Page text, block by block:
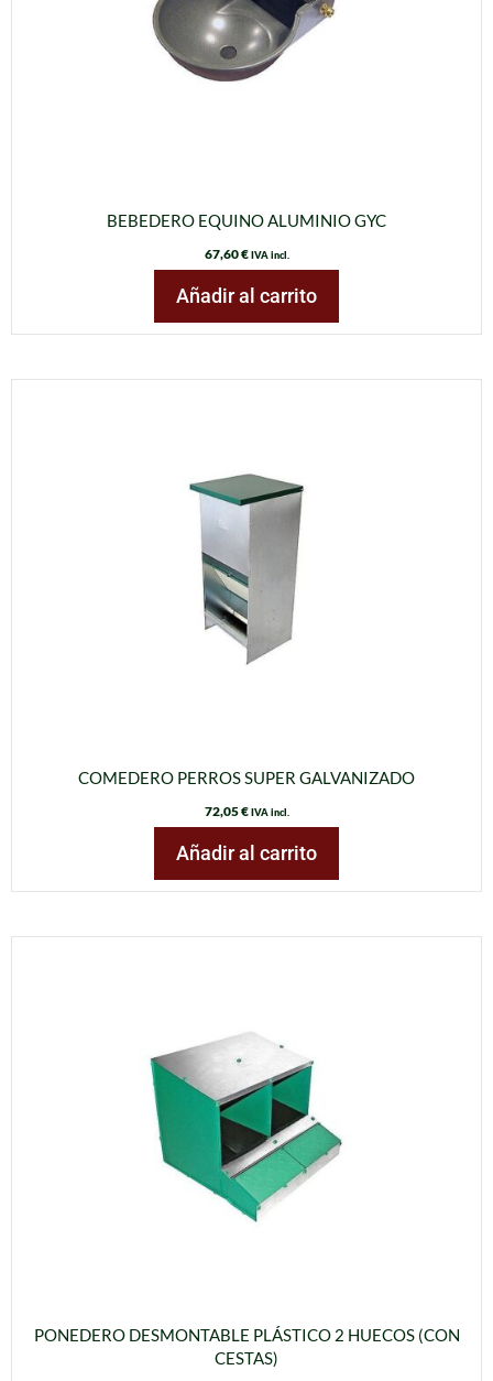
BEBEDERO EQUINO ALUMINIO GYC
67,60€ IVA incl.
Añadir al carrito
COMEDERO PERROS SUPER GALVANIZADO
72,05€ IVA incl.
Añadir al carrito
PONEDERO DESMONTABLE PLÁSTICO 2 HUECOS (CON
CESTAS)